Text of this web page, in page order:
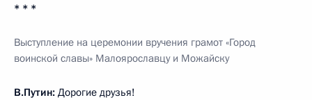
* * *
Выступление на церемонии вручения грамот «Город
воинской славы» Малоярославцу и Можайску
В.Путин: Дорогие друзья!